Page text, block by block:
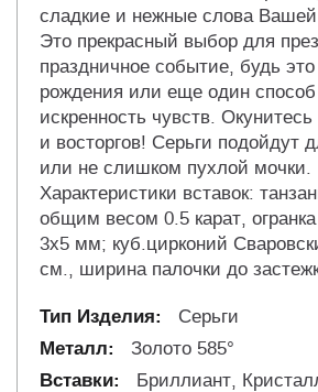
сладкие и нежные слова
Это прекрасный выбор для
праздничное событие, будь
рождения или еще один способ
искренность чувств.
и восторгов! Серьги подойдут
или не слишком пухлой мочки.
Характеристики вставок:
общим весом 0.5 карат,
3х5 мм; куб.цирконий
см., ширина палочки до
Серьги
Золото 585°
Бриллиант,